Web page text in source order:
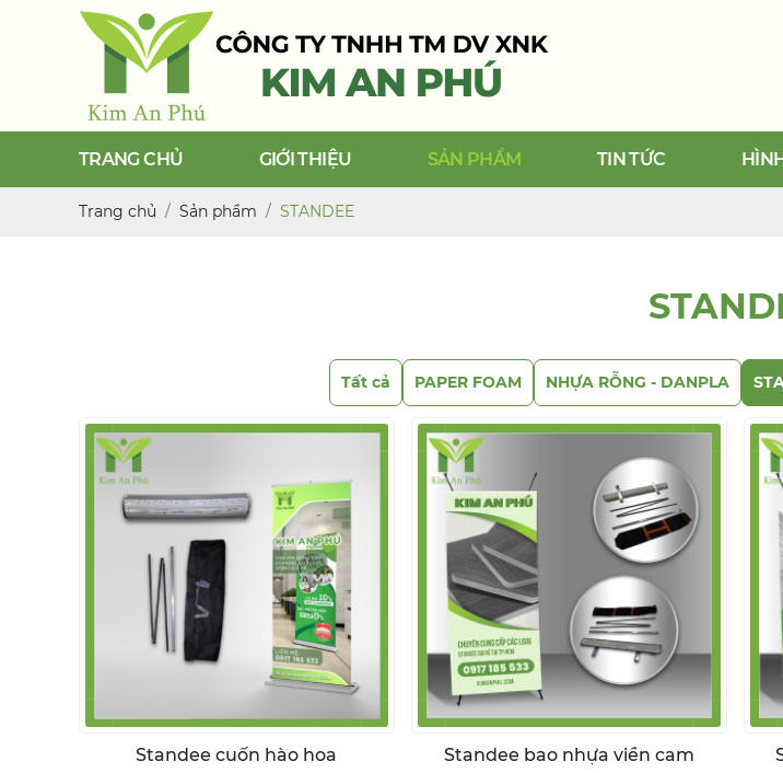
TRANG CHỦ GIỚI THIỆU SẢN PHẨM TIN TỨC
Trang chủ Sản phẩm STANDEE
Tất cả PAPER FOAM NHỰA RỖNG - DANPLA
Standee cuốn hào hoa
Standee bao nhựa viền cam